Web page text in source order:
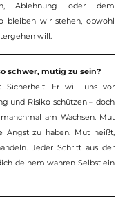
Ablehnung oder dem
bleiben wir stehen, obwohl
will.
schwer, mutig zu sein?
Sicherheit. Er will uns vor
und Risiko schützen – doch
am Wachsen. Mut
Angst zu haben. Mut heißt,
Jeder Schritt aus der
deinem wahren Selbst ein